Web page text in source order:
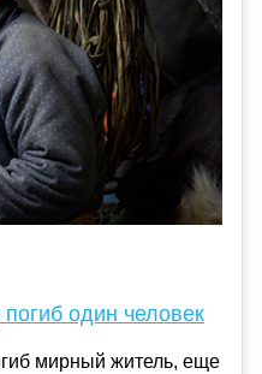
один человек
мирный житель, еще